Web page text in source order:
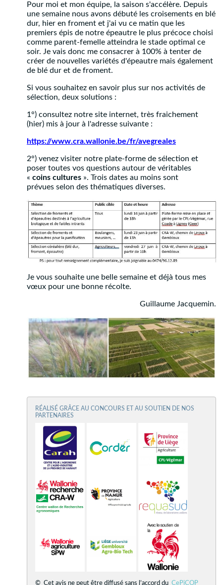
Pour moi et mon équipe, la saison s'accélère. Depuis
une semaine nous avons débuté les croisements en blé
dur, hier en froment et j'ai vu ce matin que les
premiers épis de notre épeautre le plus précoce choisi
comme parent-femelle atteindra le stade optimal ce
soir. Je vais donc me consacrer à 100% à tenter de
créer de nouvelles variétés d'épeautre mais également
de blé dur et de froment.
Si vous souhaitez en savoir plus sur nos activités de
sélection, deux solutions :
1°) consultez notre site internet, très fraichement
(hier) mis à jour à l'adresse suivante :
https://www.cra.wallonie.be/fr/avegreales
2°) venez visiter notre plate-forme de sélection et
poser toutes vos questions autour de véritables
« coins cultures ». Trois dates au moins sont
prévues selon des thématiques diverses.
Je vous souhaite une belle semaine et déjà tous mes
vœux pour une bonne récolte.
Guillaume Jacquemin.
RÉALISÉ GRÂCE AU CONCOURS ET AU SOUTIEN DE NOS
PARTENAIRES
© Cet avis ne peut être diffusé sans l’accord du CePiCOP